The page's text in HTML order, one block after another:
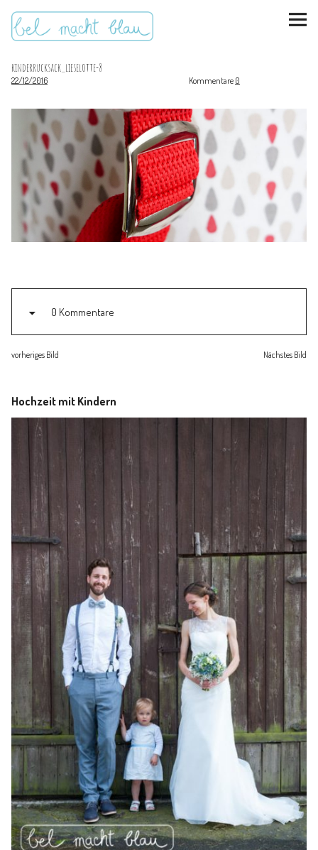
instagram
pinterestbloglovin
Malen + basteln
Feste feiern
Kinderzimmer
Mathe für Mamas
kinderrucksack_lieselotte-8
22/12/2016 Kommentare 0
0 Kommentare
Nächstes Bild
vorheriges Bild
Hochzeit mit Kindern